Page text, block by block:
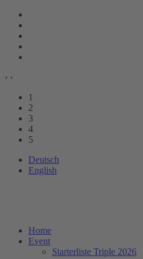
› ‹
1
2
3
4
5
Deutsch
English
Home
Event
Starterliste Triple 2026